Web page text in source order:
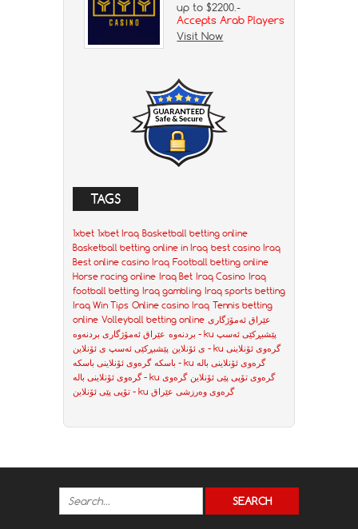
up to $2200.-
Accepts Arab Players
Visit Now
TAGS
1xbet 1xbet Iraq Basketball betting online
Basketball betting online in Iraq best casino Iraq
Best online casino Iraq Football betting online
Horse racing online Iraq Bet Iraq Casino Iraq
football betting Iraq gambling Iraq sports betting
Iraq Win Tips Online casino Iraq Tennis betting
online Volleyball betting online عێراق ئەمۆژگاری
بردنەوە عێراق ئەمۆژگاری بردنەوە - ku پێشبڕکێی ئەسپ
ی ئۆنلاین پێشبڕکێی ئەسپ ی ئۆنلاین - ku گرەوی ئۆنلاینی
باسکە گرەوی ئۆنلاینی باسکە - ku گرەوی ئۆنلاینی بالە
گرەوی ئۆنلاینی بالە - ku
گرەوی تۆپی پێی ئۆنلاین گرەوی
تۆپی پێی ئۆنلاین - ku گرەوی وەرزشی عێراق